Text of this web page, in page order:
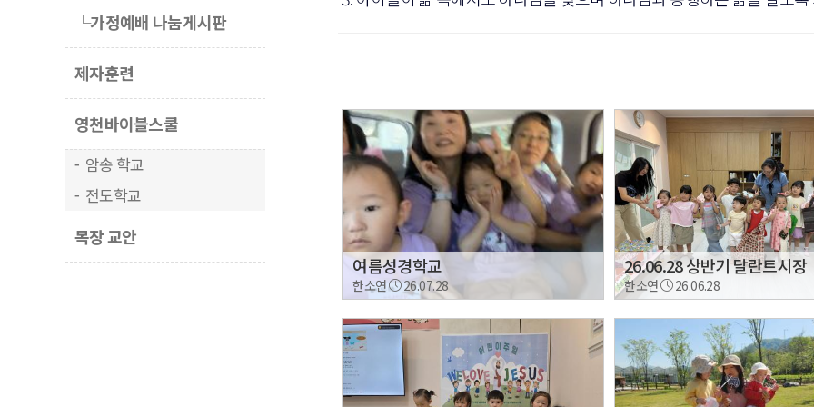
└가정예배 나눔게시판
제자훈련
영천바이블스쿨
암송 학교
전도학교
목장 교안
여름성경학교
한소연 26.07.28
26.06.28 상반기 달란트시장
한소연 26.06.28